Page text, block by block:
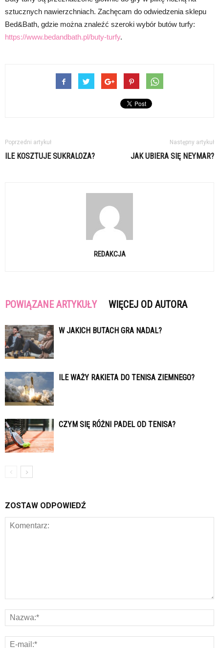
sztucznych nawierzchniach. Zachęcam do odwiedzenia sklepu
Bed&Bath, gdzie można znaleźć szeroki wybór butów turfy:
https://www.bedandbath.pl/buty-turfy.
Poprzedni artykuł
ILE KOSZTUJE SUKRALOZA?
Następny artykuł
JAK UBIERA SIĘ NEYMAR?
REDAKCJA
POWIĄZANE ARTYKUŁY WIĘCEJ OD AUTORA
W JAKICH BUTACH GRA NADAL?
ILE WAŻY RAKIETA DO TENISA ZIEMNEGO?
CZYM SIĘ RÓŻNI PADEL OD TENISA?
ZOSTAW ODPOWIEDŹ